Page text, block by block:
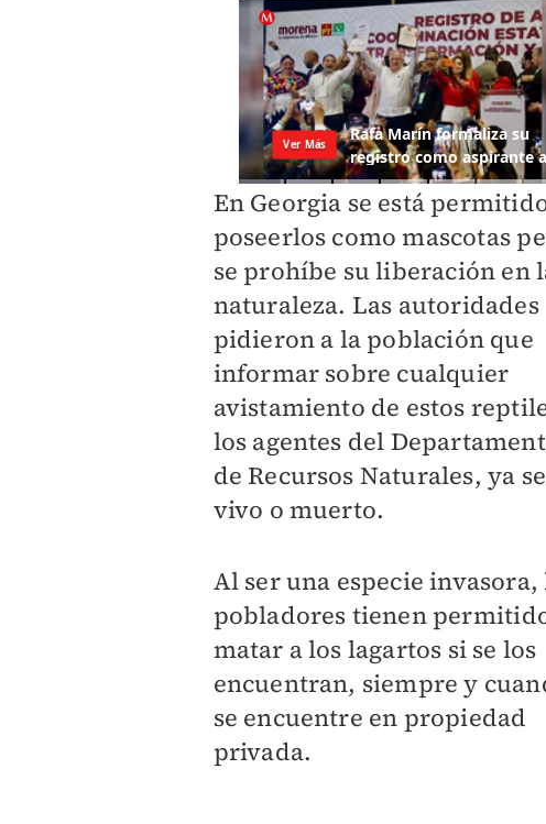
En Georgia se está
poseerlos como mascotas
se prohíbe su liberación en
naturaleza. Las autoridades
pidieron a la población que
informar sobre cualquier
avistamiento de estos
los agentes del
de Recursos Naturales, ya
vivo o muerto.
Al ser una especie invasora,
pobladores tienen
matar a los lagartos si se los
encuentran, siempre y
se encuentre en propiedad
privada.